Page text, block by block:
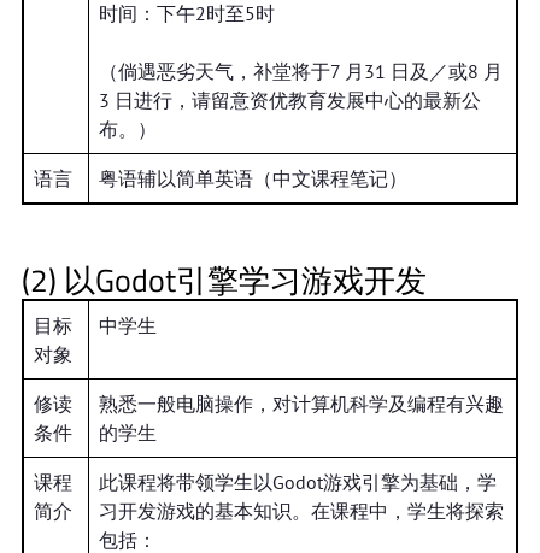
时间：下午2时至5时
（倘遇恶劣天气，补堂将于7 月31 日及／或8 月
3 日进行，请留意资优教育发展中心的最新公
布。）
语言 粤语辅以简单英语（中文课程笔记）
(2) 以Godot引擎学习游戏开发
目标
对象
中学生
修读
条件
熟悉一般电脑操作，对计算机科学及编程有兴趣
的学生
课程
简介
此课程将带领学生以Godot游戏引擎为基础，学
习开发游戏的基本知识。在课程中，学生将探索
包括：